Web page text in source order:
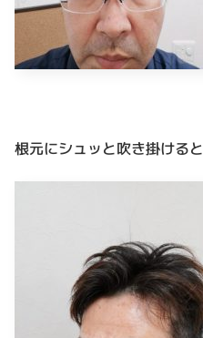
根元にシュッと吹き掛けると